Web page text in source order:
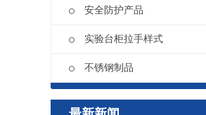
安全防护产品
实验台柜拉手样式
不锈钢制品